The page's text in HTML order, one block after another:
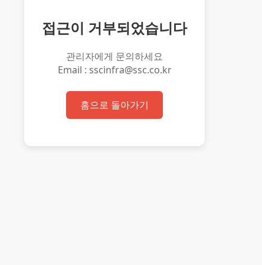
접근이 거부되었습니다
관리자에게 문의하세요
Email : sscinfra@ssc.co.kr
홈으로 돌아가기